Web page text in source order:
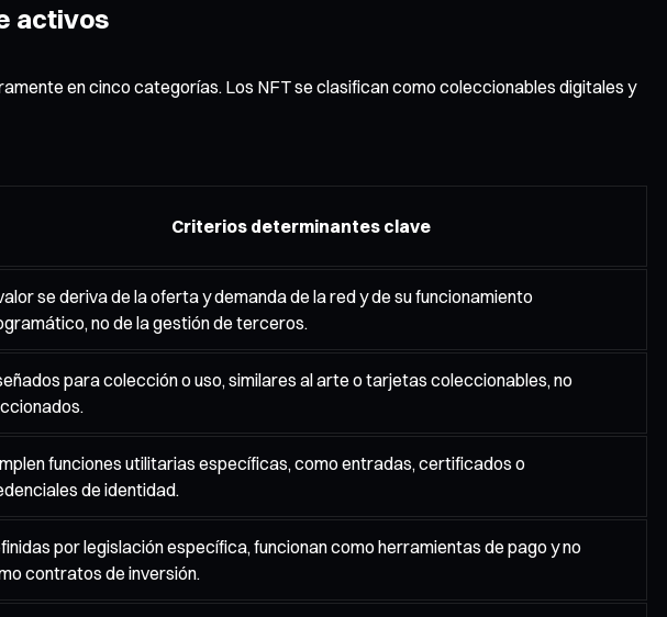
activos
en cinco categorías. Los NFT se clasifican como coleccionables digitales y
Criterios determinantes clave
se deriva de la oferta y demanda de la red y de su funcionamiento
no de la gestión de terceros.
para colección o uso, similares al arte o tarjetas coleccionables, no
funciones utilitarias específicas, como entradas, certificados o
de identidad.
por legislación específica, funcionan como herramientas de pago y no
contratos de inversión.